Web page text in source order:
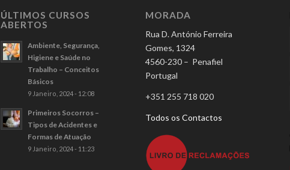
ÚLTIMOS CURSOS
ABERTOS
Ambiente, Segurança,
Higiene e Saúde no
Trabalho – Conceitos
Básicos
9 Janeiro, 2024 - 12:08
Primeiros Socorros –
Tipos de Acidentes e
Formas de Atuação
9 Janeiro, 2024 - 11:23
MORADA
Rua D. António Ferreira
Gomes, 1324
4560-230 – Penafiel
Portugal
+351 255 718 020
Todos os Contactos